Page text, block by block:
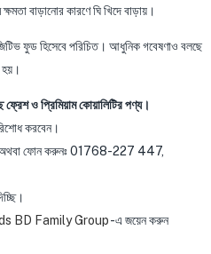
বাড়ানোর কারণে ঘি খিদে বাড়ায়।
ফুড হিসেবে পরিচিত। আধুনিক গবেষণাও বলছে
হয়।
ফ্রেশ ও প্রিমিয়াম কোয়ালিটির পণ্য।
করবেন।
অথবা ফোন করুনঃ 01768-227 447,
BD Family Group-এ জয়েন করুন